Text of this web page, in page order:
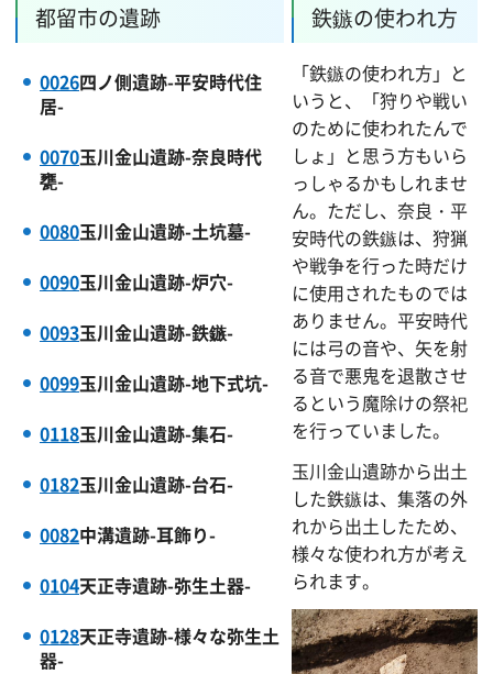
都留市の遺跡
0026四ノ側遺跡-平安時代住
居-
0070玉川金山遺跡-奈良時代
甕-
0080玉川金山遺跡-土坑墓-
0090玉川金山遺跡-炉穴-
0093玉川金山遺跡-鉄鏃-
0099玉川金山遺跡-地下式坑-
0118玉川金山遺跡-集石-
0182玉川金山遺跡-台石-
0082中溝遺跡-耳飾り-
0104天正寺遺跡-弥生土器-
0128天正寺遺跡-様々な弥生土
器-
鉄鏃の使われ方
「鉄鏃の使われ方」と
いうと、「狩りや戦い
のために使われたんで
しょ」と思う方もいら
っしゃるかもしれませ
ん。ただし、奈良・平
安時代の鉄鏃は、狩猟
や戦争を行った時だけ
に使用されたものでは
ありません。平安時代
には弓の音や、矢を射
る音で悪鬼を退散させ
るという魔除けの祭祀
を行っていました。
玉川金山遺跡から出土
した鉄鏃は、集落の外
れから出土したため、
様々な使われ方が考え
られます。